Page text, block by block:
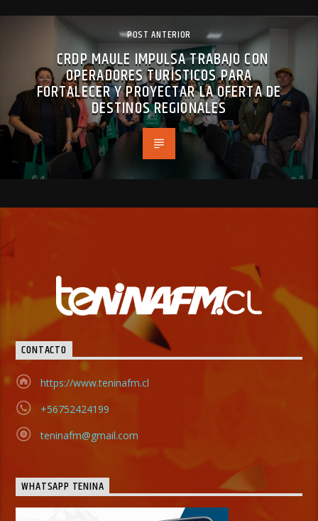
POST ANTERIOR
CRDP MAULE IMPULSA TRABAJO CON
OPERADORES TURÍSTICOS PARA
FORTALECER Y PROYECTAR LA OFERTA DE
DESTINOS REGIONALES
CONTACTO
https://www.teninafm.cl
+56752424199
teninafm@gmail.com
WHATSAPP TENINA